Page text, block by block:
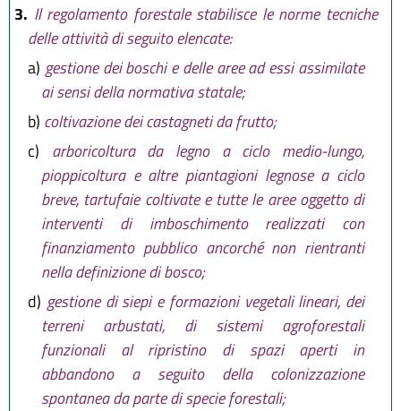
3. Il regolamento forestale stabilisce le norme tecniche
delle attività di seguito elencate:
a) gestione dei boschi e delle aree ad essi assimilate
ai sensi della normativa statale;
b) coltivazione dei castagneti da frutto;
c) arboricoltura da legno a ciclo medio-lungo,
pioppicoltura e altre piantagioni legnose a ciclo
breve, tartufaie coltivate e tutte le aree oggetto di
interventi di imboschimento realizzati con
finanziamento pubblico ancorché non rientranti
nella definizione di bosco;
d) gestione di siepi e formazioni vegetali lineari, dei
terreni arbustati, di sistemi agroforestali
funzionali al ripristino di spazi aperti in
abbandono a seguito della colonizzazione
spontanea da parte di specie forestali;